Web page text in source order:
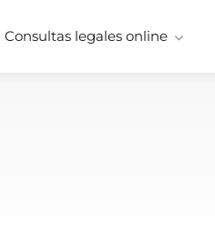
Consultas legales online